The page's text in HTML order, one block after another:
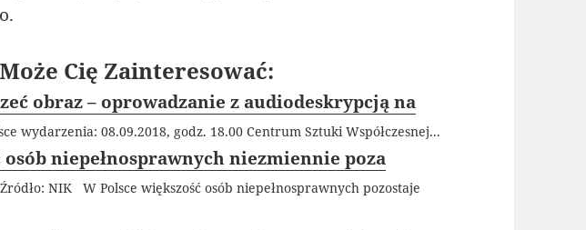
Cię Zainteresować:
obraz – oprowadzanie z audiodeskrypcją na
wydarzenia: 08.09.2018, godz. 18.00 Centrum Sztuki Współczesnej...
osób niepełnosprawnych niezmiennie poza
Źródło: NIK W Polsce większość osób niepełnosprawnych pozostaje